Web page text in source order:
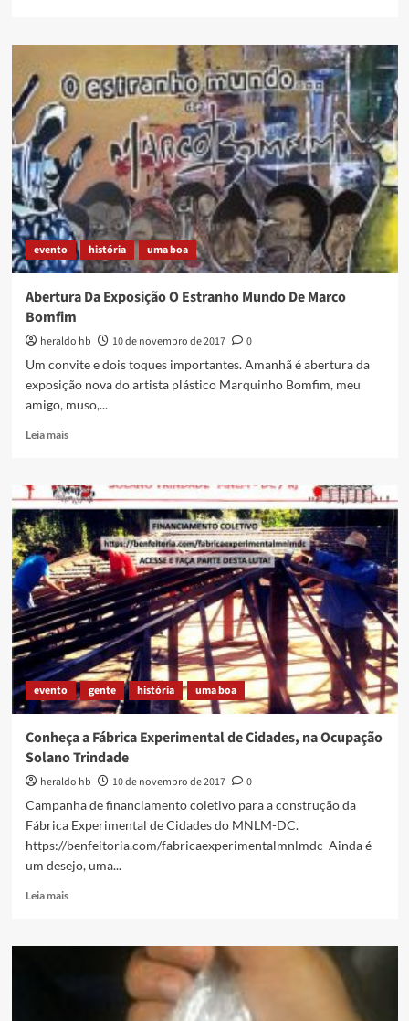
Festival
Arte
de
Imbariê
acontece
dia
15/11,
na
Casa
Brasil
evento história uma boa
Abertura Da Exposição O Estranho Mundo De Marco
Bomfim
heraldo hb 10 de novembro de 2017
0
Um convite e dois toques importantes. Amanhã é abertura da
exposição nova do artista plástico Marquinho Bomfim, meu
amigo, muso,...
Leia maisRead
Abertura
Da
Exposição
O
Estranho
Mundo
De
Marco
Bomfim
evento gente história uma boa
Conheça a Fábrica Experimental de Cidades, na Ocupação
Solano Trindade
heraldo hb 10 de novembro de 2017
0
Campanha de financiamento coletivo para a construção da
Fábrica Experimental de Cidades do MNLM-DC.
https://benfeitoria.com/fabricaexperimentalmnlmdc Ainda é
um desejo, uma...
Leia maisRead
Conheça
Experimental